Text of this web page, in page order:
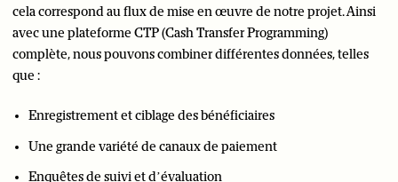
cela correspond au flux de mise en œuvre de notre projet. Ainsi
avec une plateforme CTP (Cash Transfer Programming)
complète, nous pouvons combiner différentes données, telles
que :
Enregistrement et ciblage des bénéficiaires
Une grande variété de canaux de paiement
Enquêtes de suivi et d’évaluation